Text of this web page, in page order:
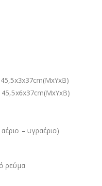
45,5x3x37cm(ΜxΥxΒ)
45,5x6x37cm(ΜxΥxΒ)
– υγραέριο)
ρεύμα